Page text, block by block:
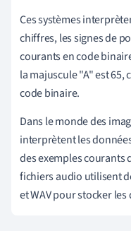
Ces systèmes
chiffres, les signes de
courants en code
la majuscule "A" est
code binaire.
Dans le monde des
interprètent les
des exemples courants
fichiers audio utilisent
et WAV pour stocker